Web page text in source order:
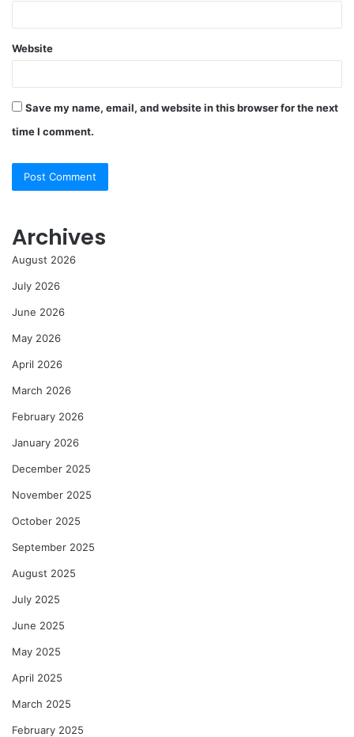
Website
Save my name, email, and website in this browser for the next
time I comment.
Archives
August 2026
July 2026
June 2026
May 2026
April 2026
March 2026
February 2026
January 2026
December 2025
November 2025
October 2025
September 2025
August 2025
July 2025
June 2025
May 2025
April 2025
March 2025
February 2025